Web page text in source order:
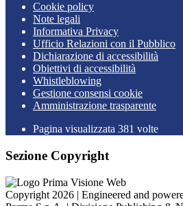
Cookie policy
Note legali
Informativa Privacy
Ufficio Relazioni con il Pubblico
Dichiarazione di accessibilità
Obiettivi di accessibilità
Whistleblowing
Gestione consensi cookie
Amministrazione trasparente
Pagina visualizzata 381 volte
Sezione Copyright
Copyright 2026 | Engineered and